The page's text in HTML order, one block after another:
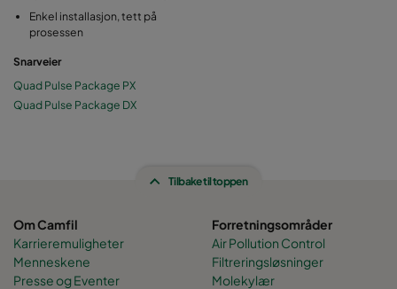
Enkel installasjon, tett på
prosessen
Snarveier
Quad Pulse Package PX
Quad Pulse Package DX
Tilbake til toppen
Om Camfil
Karrieremuligheter
Menneskene
Presse og Eventer
Forretningsområder
Air Pollution Control
Filtreringsløsninger
Molekylær